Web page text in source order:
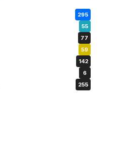
295
55
77
59
142
6
255